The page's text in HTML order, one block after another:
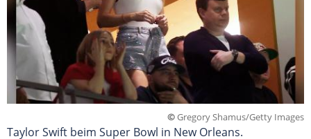
©Gregory Shamus/Getty Images
Taylor Swift beim Super Bowl in New Orleans.